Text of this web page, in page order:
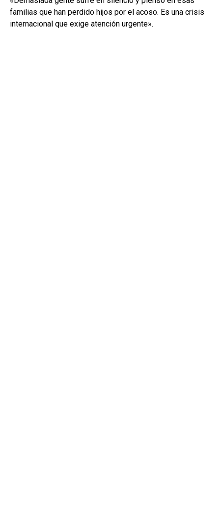
familias que han perdido hijos por el acoso. Es una crisis
internacional que exige atención urgente».